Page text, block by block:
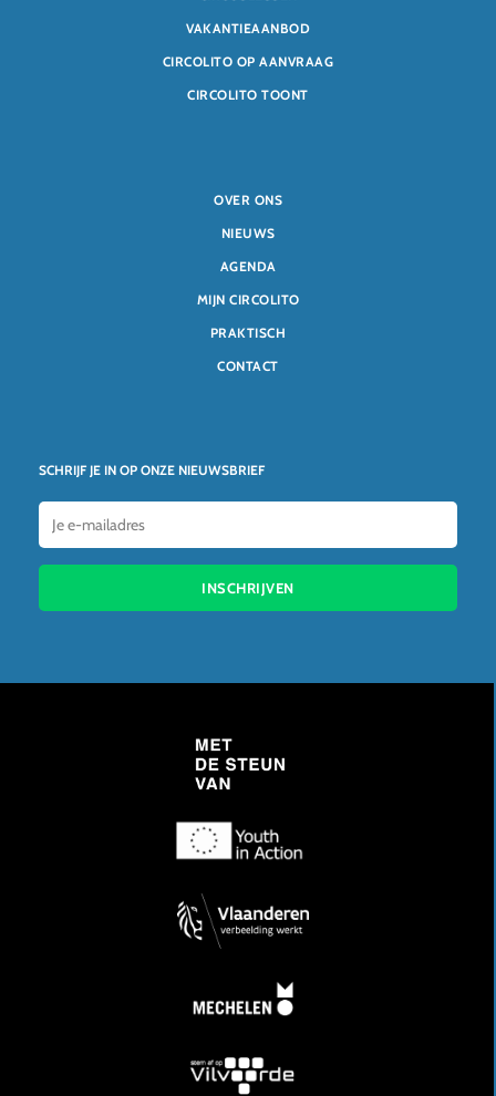
VAKANTIEAANBOD
CIRCOLITO OP AANVRAAG
CIRCOLITO TOONT
SCHRIJF JE IN OP ONZE NIEUWSBRIEF
INSCHRIJVEN
OVER ONS
NIEUWS
AGENDA
MIJN CIRCOLITO
PRAKTISCH
CONTACT